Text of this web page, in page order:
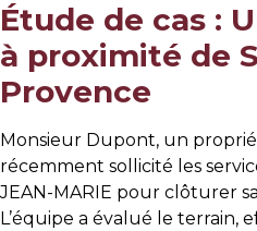
Étude de cas :
à proximité de
Provence
Monsieur Dupont, un
récemment sollicité les
JEAN-MARIE pour clôturer
L’équipe a évalué le terrain,